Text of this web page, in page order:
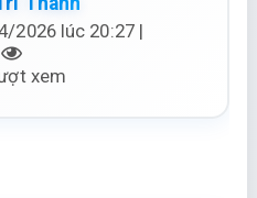
2026 lúc 20:27 |
xem